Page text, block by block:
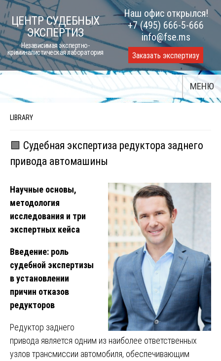
Skip
to
content
ЦЕНТР СУДЕБНЫХ
ЭКСПЕРТИЗ
Независимая экспертно-
криминалистическая лаборатория
Наш офис открылся!
+7 (495) 666-5-666
info@fse.ms
Заказать экспертизу
МЕНЮ
LIBRARY
🟩 Судебная экспертиза редуктора заднего
привода автомашины
Научные основы,
методология
исследования и три
экспертных кейса
Введение: роль
судебной экспертизы
в установлении
причин отказов
редукторов
Редуктор заднего
привода является одним из наиболее ответственных
узлов трансмиссии автомобиля, обеспечивающим